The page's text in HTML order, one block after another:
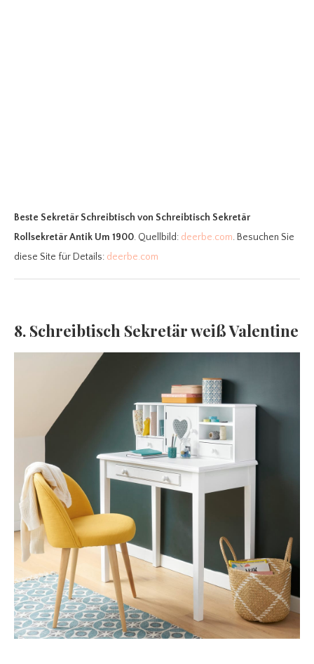
Beste Sekretär Schreibtisch von Schreibtisch Sekretär
Rollsekretär Antik Um 1900. Quellbild: deerbe.com. Besuchen Sie
diese Site für Details: deerbe.com
8. Schreibtisch Sekretär weiß Valentine